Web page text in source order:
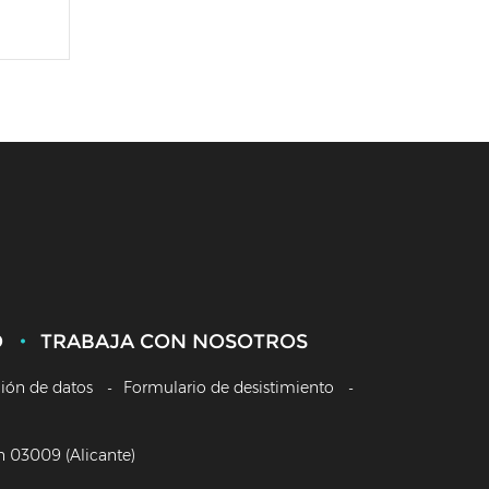
TRABAJA CON NOSOTROS
de datos Formulario de desistimiento
03009 (Alicante)